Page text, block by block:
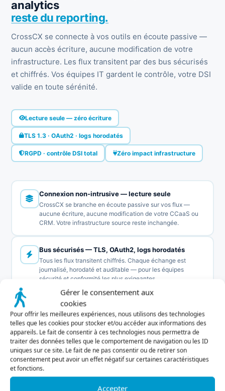
Gérer le consentement aux
cookies
Pour offrir les meilleures expériences, nous utilisons des technologies
telles que les cookies pour stocker et/ou accéder aux informations des
appareils. Le fait de consentir à ces technologies nous permettra de
traiter des données telles que le comportement de navigation ou les ID
uniques sur ce site. Le fait de ne pas consentir ou de retirer son
consentement peut avoir un effet négatif sur certaines caractéristiques
et fonctions.
Accepter
analytics
reste du reporting.
CrossCX se connecte à vos outils en écoute passive —
aucun accès écriture, aucune modification de votre
infrastructure. Les flux transitent par des bus sécurisés
et chiffrés. Vos équipes IT gardent le contrôle, votre DSI
valide en toute sérénité.
Lecture seule — zéro écriture
TLS 1.3 · OAuth2 · logs horodatés
RGPD · contrôle DSI total Zéro impact infrastructure
Connexion non-intrusive — lecture seule
CrossCX se branche en écoute passive sur vos flux —
aucune écriture, aucune modification de votre CCaaS ou
CRM. Votre infrastructure source reste inchangée.
Bus sécurisés — TLS, OAuth2, logs horodatés
Tous les flux transitent chiffrés. Chaque échange est
journalisé, horodaté et auditable — pour les équipes
sécurité et conformité les plus exigeantes.
Zéro impact sur vos systèmes sources
CrossCX n'écrit jamais dans votre CCaaS, téléphonie ou
CRM source. Les actions sont déclenchées dans CrossCX
ou via vos propres APIs — toujours sous contrôle de votre
DSI.
Déploiement en jours — sans projet informatique